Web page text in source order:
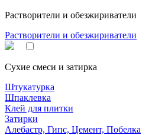
Растворители и обезжириватели
Растворители и обезжириватели
Сухие смеси и затирка
Штукатурка
Шпаклевка
Клей для плитки
Затирки
Алебастр, Гипс, Цемент, Побелка